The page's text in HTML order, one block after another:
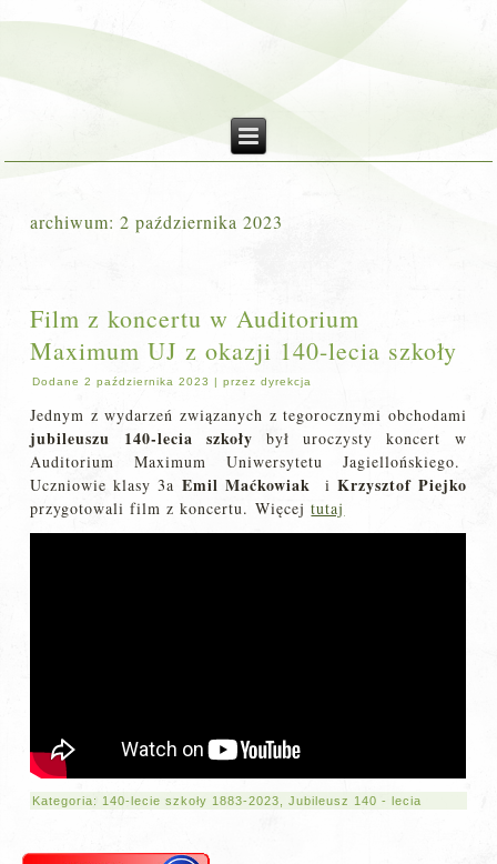
archiwum:2 października 2023
Film z koncertu w Auditorium
Maximum UJ z okazji 140-lecia szkoły
Dodane 2 października 2023 |przez dyrekcja
Jednym z wydarzeń związanych z tegorocznymi obchodami
jubileuszu 140-lecia szkoły był uroczysty koncert w
Auditorium Maximum Uniwersytetu Jagiellońskiego.
Uczniowie klasy 3a Emil Maćkowiak i Krzysztof Piejko
przygotowali film z koncertu.Więcejtutaj
Kategoria: 140-lecie szkoły 1883-2023 ,Jubileusz 140 - lecia